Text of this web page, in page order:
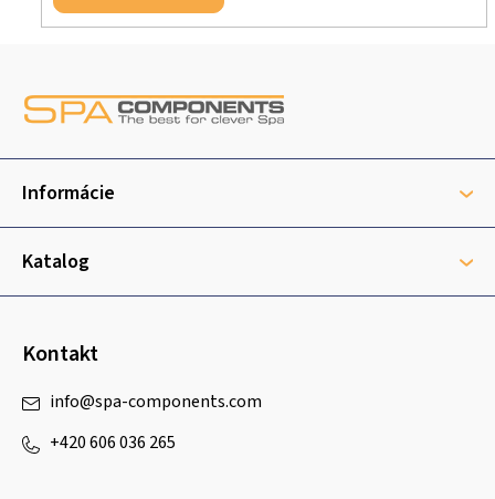
ä
i
Informácie
Katalog
Kontakt
info@spa-components.com
+420 606 036 265